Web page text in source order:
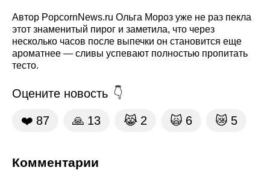
Автор PopcornNews.ru Ольга Мороз уже не раз пекла
этот знаменитый пирог и заметила, что через
несколько часов после выпечки он становится еще
ароматнее — сливы успевают полностью пропитать
тесто.
Оцените новость
❤️ 87 🙏 13 😹 2 🙀 6 😿 5
Комментарии